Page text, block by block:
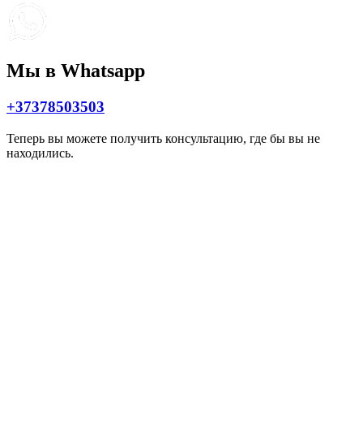
Мы в Whatsapp
+37378503503
Теперь вы можете получить консультацию, где бы вы не
находились.